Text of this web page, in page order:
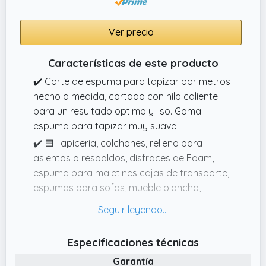
Ver precio
Características de este producto
✔️ Corte de espuma para tapizar por metros
hecho a medida, cortado con hilo caliente
para un resultado optimo y liso. Goma
espuma para tapizar muy suave
✔️ 🟦 Tapicería, colchones, relleno para
asientos o respaldos, disfraces de Foam,
espuma para maletines cajas de transporte,
espumas para sofas, mueble plancha,
poliuretano de fácil manejo y adaptables a
Especificaciones técnicas
Garantía